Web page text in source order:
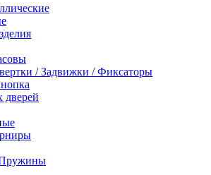
/ Задвижки / Фиксаторы
дверей
Пружины